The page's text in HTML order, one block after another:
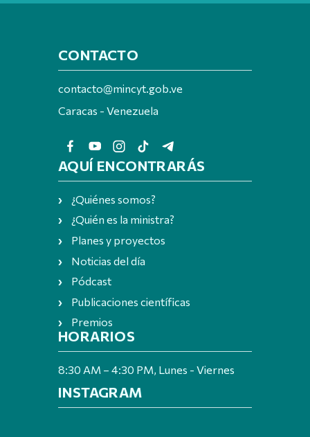
CONTACTO
contacto@mincyt.gob.ve
Caracas - Venezuela
AQUÍ ENCONTRARÁS
¿Quiénes somos?
¿Quién es la ministra?
Planes y proyectos
Noticias del día
Pódcast
Publicaciones científicas
Premios
HORARIOS
8:30 AM – 4:30 PM, Lunes - Viernes
INSTAGRAM